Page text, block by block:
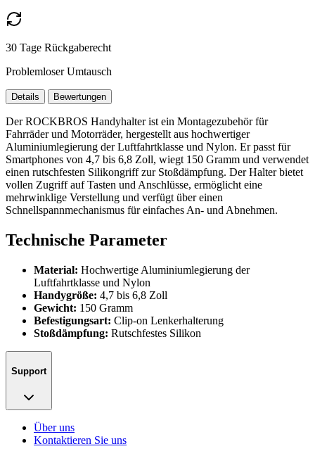
30 Tage Rückgaberecht
Problemloser Umtausch
Details Bewertungen
Der ROCKBROS Handyhalter ist ein Montagezubehör für
Fahrräder und Motorräder, hergestellt aus hochwertiger
Aluminiumlegierung der Luftfahrtklasse und Nylon. Er passt für
Smartphones von 4,7 bis 6,8 Zoll, wiegt 150 Gramm und verwendet
einen rutschfesten Silikongriff zur Stoßdämpfung. Der Halter bietet
vollen Zugriff auf Tasten und Anschlüsse, ermöglicht eine
mehrwinklige Verstellung und verfügt über einen
Schnellspannmechanismus für einfaches An- und Abnehmen.
Technische Parameter
Material: Hochwertige Aluminiumlegierung der
Luftfahrtklasse und Nylon
Handygröße: 4,7 bis 6,8 Zoll
Gewicht: 150 Gramm
Befestigungsart: Clip-on Lenkerhalterung
Stoßdämpfung: Rutschfestes Silikon
Support
Über uns
Kontaktieren Sie uns